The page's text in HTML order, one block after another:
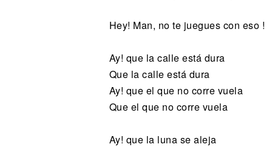
Hey! Man, no te juegues con eso !
Ay! que la calle está dura
Que la calle está dura
Ay! que el que no corre vuela
Que el que no corre vuela
Ay! que la luna se aleja